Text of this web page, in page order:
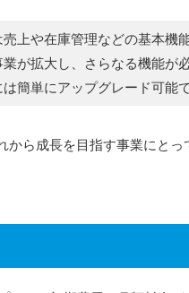
売上や在庫管理などの基本機
業が拡大し、さらなる機能が
簡単にアップグレード可能で
から成長を目指す事業にとっ